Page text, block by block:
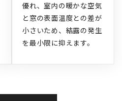
優れ、室内の暖かな空気
と窓の表面温度との差が
小さいため、結露の発生
を最小限に抑えます。